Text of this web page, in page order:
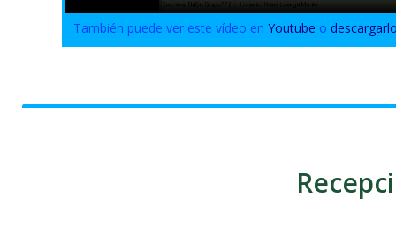
También puede ver este vídeo enYoutube o